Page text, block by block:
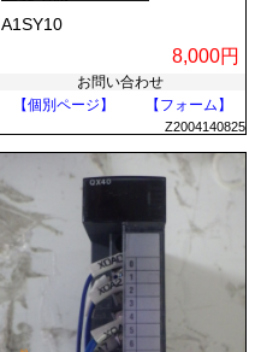
A1SY10
8,000円
お問い合わせ
【個別ページ】
【フォーム】
Z2004140825